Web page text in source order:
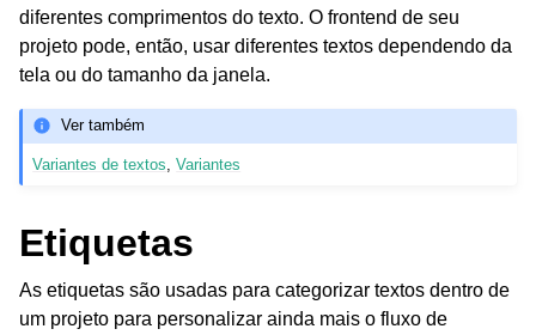
diferentes comprimentos do texto. O frontend de seu
projeto pode, então, usar diferentes textos dependendo da
tela ou do tamanho da janela.
Ver também
Variantes de textos ,Variantes
Etiquetas
As etiquetas são usadas para categorizar textos dentro de
um projeto para personalizar ainda mais o fluxo de